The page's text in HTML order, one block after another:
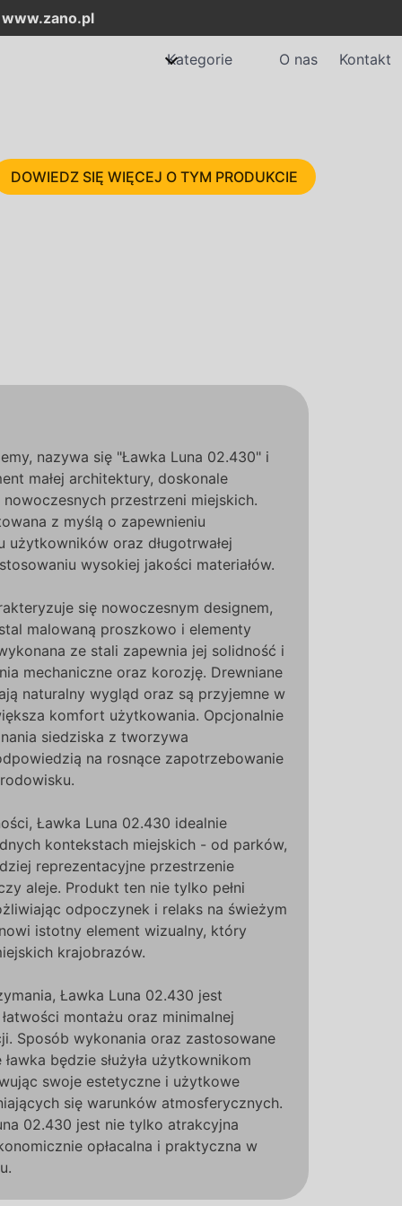
www.zano.pl
Kategorie O nas Kontakt
DOWIEDZ SIĘ WIĘCEJ O TYM PRODUKCIE
nazywa się "Ławka Luna 02.430" i
małej architektury, doskonale
przestrzeni miejskich.
z myślą o zapewnieniu
oraz długotrwałej
wysokiej jakości materiałów.
się nowoczesnym designem,
malowaną proszkowo i elementy
ze stali zapewnia jej solidność i
mechaniczne oraz korozję. Drewniane
naturalny wygląd oraz są przyjemne w
komfort użytkowania. Opcjonalnie
siedziska z tworzywa
na rosnące zapotrzebowanie
Ławka Luna 02.430 idealnie
kontekstach miejskich - od parków,
reprezentacyjne przestrzenie
aleje. Produkt ten nie tylko pełni
odpoczynek i relaks na świeżym
istotny element wizualny, który
krajobrazów.
Ławka Luna 02.430 jest
montażu oraz minimalnej
Sposób wykonania oraz zastosowane
będzie służyła użytkownikom
swoje estetyczne i użytkowe
się warunków atmosferycznych.
02.430 jest nie tylko atrakcyjna
opłacalna i praktyczna w